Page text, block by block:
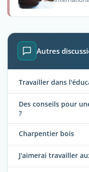
Autres
Travailler dans
Des conseils pour
?
Charpentier bois
J'aimerai travailler